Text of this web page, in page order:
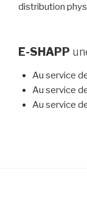
distribution
E-SHAPP
Au service
Au service
Au service